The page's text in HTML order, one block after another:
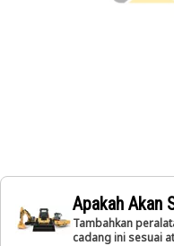
Apakah Akan
Tambahkan
cadang ini sesuai